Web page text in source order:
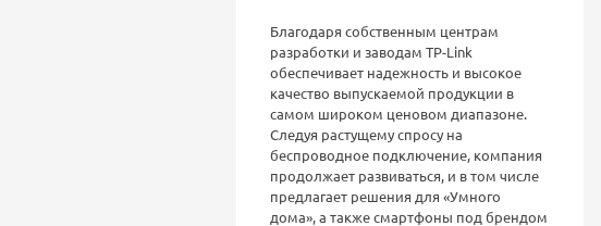
Благодаря собственным центрам
разработки и заводам TP-Link
обеспечивает надежность и высокое
качество выпускаемой продукции в
самом широком ценовом диапазоне.
Следуя растущему спросу на
беспроводное подключение, компания
продолжает развиваться, и в том числе
предлагает решения для «Умного
дома», а также смартфоны под брендом